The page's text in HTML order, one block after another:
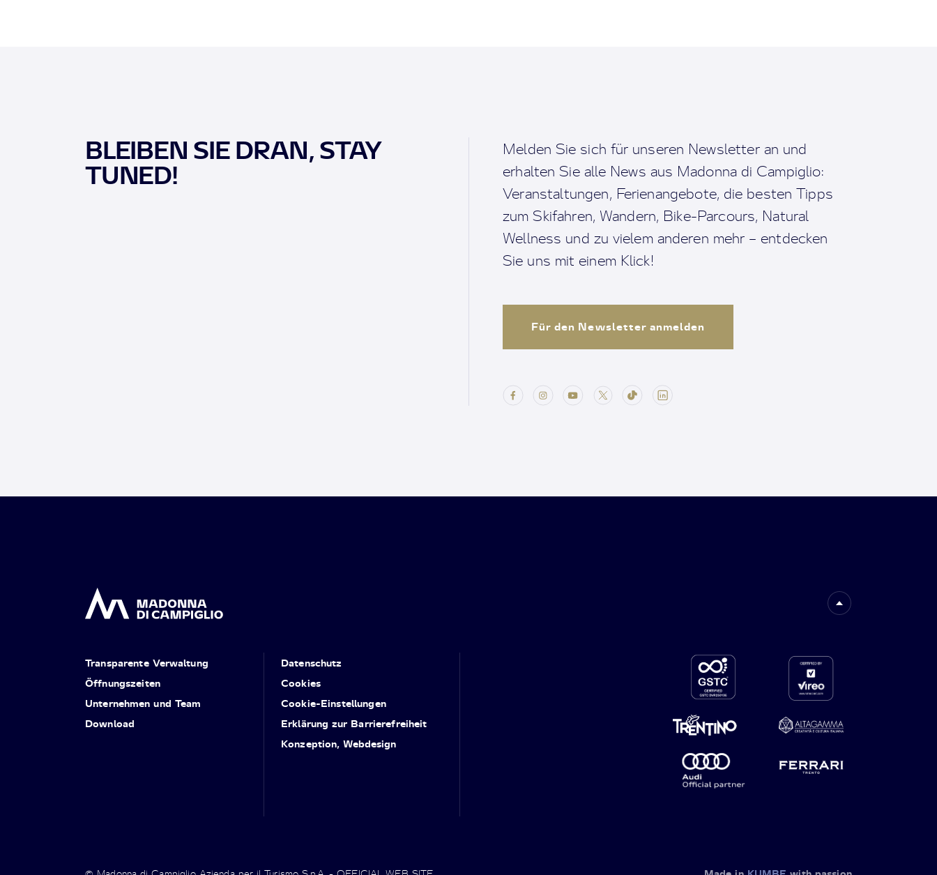
BLEIBEN SIE DRAN, STAY
TUNED!
Melden Sie sich für unseren Newsletter an und
erhalten Sie alle News aus Madonna di Campiglio:
Veranstaltungen, Ferienangebote, die besten Tipps
zum Skifahren, Wandern, Bike-Parcours, Natural
Wellness und zu vielem anderen mehr – entdecken
Sie uns mit einem Klick!
Für den Newsletter anmelden
Transparente Verwaltung
Öffnungszeiten
Unternehmen und Team
Download
Datenschutz
Cookies
Cookie-Einstellungen
Erklärung zur Barrierefreiheit
Konzeption, Webdesign